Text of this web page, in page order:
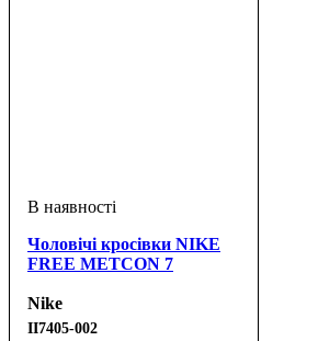
Чоловічі кросівки NIKE
FREE METCON 7
Nike
II7405-002